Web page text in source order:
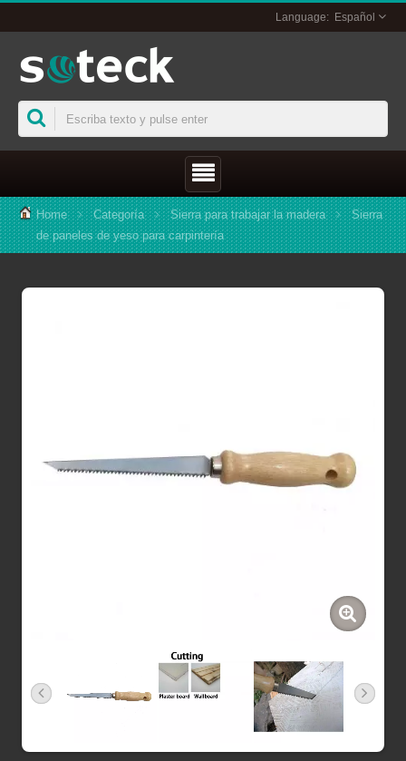
Español
Home Categoría Sierra para trabajar la madera
Sierra
de paneles de yeso para carpintería